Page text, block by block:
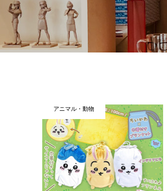
アニマル・動物